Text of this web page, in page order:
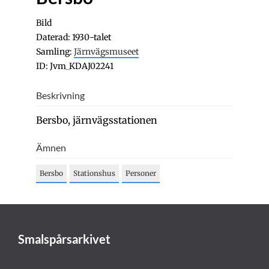
Bild
Daterad: 1930-talet
Samling: Järnvägsmuseet
ID: Jvm_KDAJ02241
Beskrivning
Bersbo, järnvägsstationen
Ämnen
Bersbo Stationshus Personer
Smalspårsarkivet